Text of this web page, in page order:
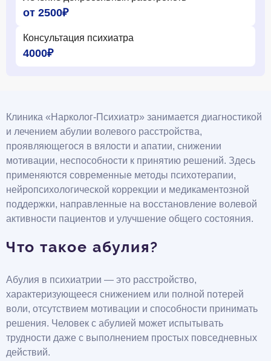
от 2500₽
Консультация психиатра
4000₽
Клиника «Нарколог-Психиатр» занимается диагностикой
и лечением абулии волевого расстройства,
проявляющегося в вялости и апатии, снижении
мотивации, неспособности к принятию решений. Здесь
применяются современные методы психотерапии,
нейропсихологической коррекции и медикаментозной
поддержки, направленные на восстановление волевой
активности пациентов и улучшение общего состояния.
Что такое абулия?
Абулия в психиатрии — это расстройство,
характеризующееся снижением или полной потерей
воли, отсутствием мотивации и способности принимать
решения. Человек с абулией может испытывать
трудности даже с выполнением простых повседневных
действий.